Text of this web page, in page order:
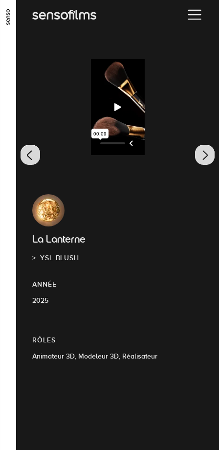
ALLER AU CONTENU PRINCIPAL
La Lanterne
YSL BLUSH
ANNÉE
2025
RÔLES
Animateur 3D, Modeleur 3D, Réalisateur